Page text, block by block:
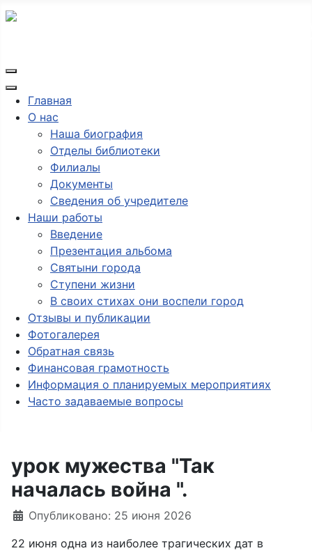
Главная
О нас
Наша биография
Отделы библиотеки
Филиалы
Документы
Сведения об учредителе
Наши работы
Введение
Презентация альбома
Святыни города
Ступени жизни
В своих стихах они воспели город
Отзывы и публикации
Фотогалерея
Обратная связь
Финансовая грамотность
Информация о планируемых мероприятиях
Часто задаваемые вопросы
урок мужества "Так
началась война ".
Опубликовано: 25 июня 2026
22 июня одна из наиболее трагических дат в